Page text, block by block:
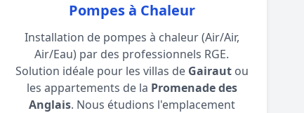
Pompes à Chaleur
Installation de pompes à chaleur (Air/Air,
Air/Eau) par des professionnels RGE.
Solution idéale pour les villas de Gairautou
les appartements de la Promenade des
Anglais. Nous étudions l'emplacement